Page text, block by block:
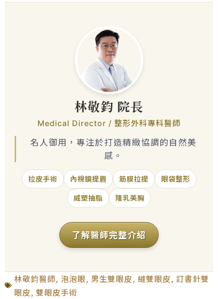
林敬鈞 院長
Medical Director / 整形外科專科醫師
名人御用，專注於打造精緻協調的自然美
感。
拉皮手術 內視鏡提眉 筋膜拉提 眼袋整形
威塑抽脂 隆乳美胸
了解醫師完整介紹
林敬鈞醫師, 泡泡眼, 男生雙眼皮, 縫雙眼皮, 訂書針雙
眼皮, 雙眼皮手術